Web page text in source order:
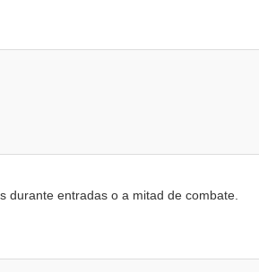
durante entradas o a mitad de combate.